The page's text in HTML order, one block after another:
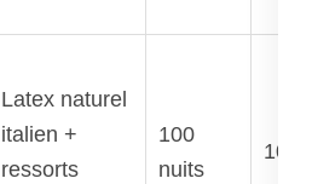
Latex naturel
italien +
ressorts
100
nuits
10